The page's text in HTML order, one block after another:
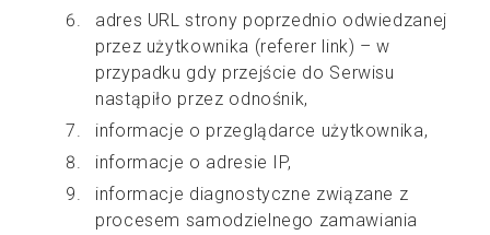
adres URL strony poprzednio odwiedzanej
przez użytkownika (referer link) – w
przypadku gdy przejście do Serwisu
nastąpiło przez odnośnik,
informacje o przeglądarce użytkownika,
informacje o adresie IP,
informacje diagnostyczne związane z
procesem samodzielnego zamawiania